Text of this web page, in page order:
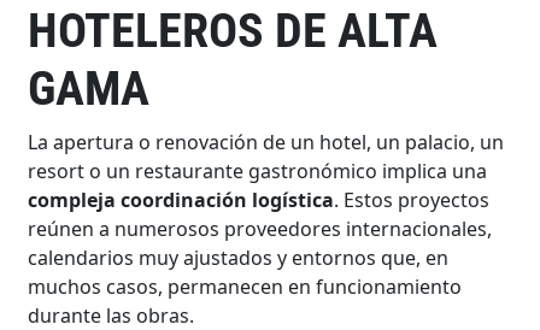
HOTELEROS DE ALTA
GAMA
La apertura o renovación de un hotel, un palacio, un
resort o un restaurante gastronómico implica una
compleja coordinación logística. Estos proyectos
reúnen a numerosos proveedores internacionales,
calendarios muy ajustados y entornos que, en
muchos casos, permanecen en funcionamiento
durante las obras.